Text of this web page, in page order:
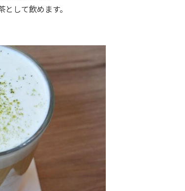
して飲めます。